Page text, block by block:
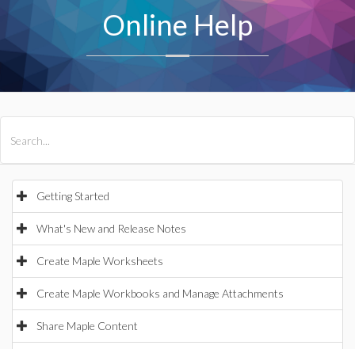
Online Help
Getting Started
What's New and Release Notes
Create Maple Worksheets
Create Maple Workbooks and Manage Attachments
Share Maple Content